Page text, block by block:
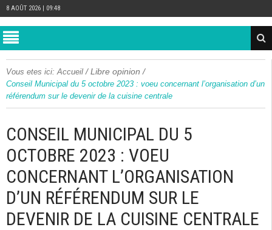
8 AOÛT 2026 | 09:48
Vous etes ici: Accueil /Libre opinion /
Conseil Municipal du 5 octobre 2023 : voeu concernant l’organisation d’un
référendum sur le devenir de la cuisine centrale
CONSEIL MUNICIPAL DU 5
OCTOBRE 2023 : VOEU
CONCERNANT L’ORGANISATION
D’UN RÉFÉRENDUM SUR LE
DEVENIR DE LA CUISINE CENTRALE